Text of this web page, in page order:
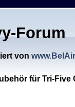
Forum
von
für Tri-Five